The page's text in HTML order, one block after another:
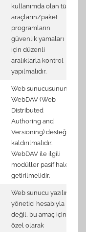
kullanımda olan tüm
araçların/paket
programların
güvenlik yamaları
için düzenli
aralıklarla kontrol
yapılmalıdır.
Web sunucusunun
WebDAV (Web
Distributed
Authoring and
Versioning) desteği
kaldırılmalıdır.
WebDAV ile ilgili
modüller pasif hale
getirilmelidir.
Web sunucu yazılımı
yönetici hesabıyla
değil, bu amaç için
özel olarak